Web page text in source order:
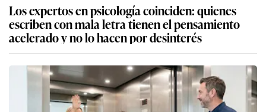
Los expertos en psicología coinciden: quienes
escriben con mala letra tienen el pensamiento
acelerado y no lo hacen por desinterés